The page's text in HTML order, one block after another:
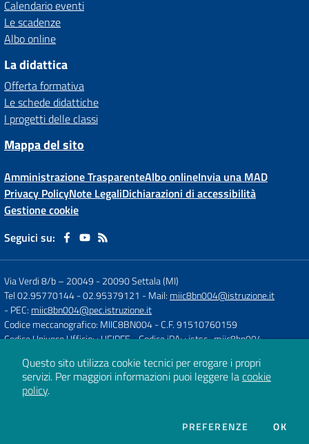
Calendario eventi
Le scadenze
Albo online
La didattica
Offerta formativa
Le schede didattiche
I progetti delle classi
Mappa del sito
Amministrazione TrasparenteAlbo onlineInvia una MAD
Privacy PolicyNote LegaliDichiarazioni di accessibilità
Gestione cookie
Seguici su:
Via Verdi 8/b – 20049 -20090 Settala (MI)
Tel 02.95770144 - 02.95379121 - Mail: miic8bn004@istruzione.it
- PEC: miic8bn004@pec.istruzione.it
Codice meccanografico: MIIC8BN004- C.F. 91510760159
Codice Univoco Ufficio: : UFJPFE- Codice iPA: : istsc_miic8bn004
Concept & Design by
Designers Italia
Questo sito utilizza cookie tecnici per erogare i propri
servizi. Per maggiori informazioni puoi leggere lacookie
policy.
PREFERENZE DEI COOKIE
OK